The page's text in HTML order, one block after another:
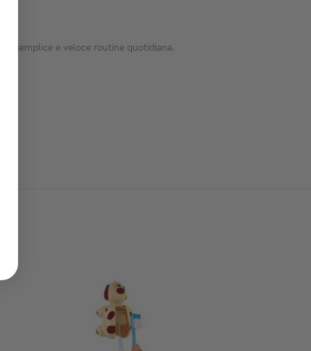
semplice e veloce routine quotidiana.